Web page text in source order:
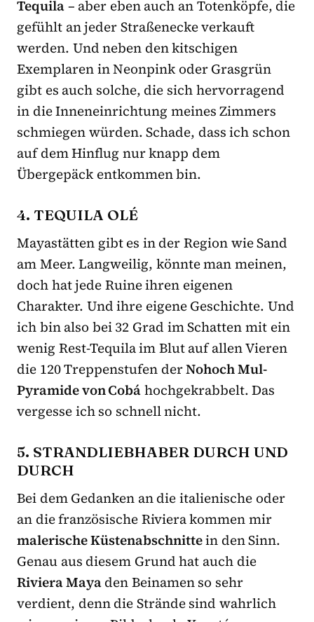
Tequila– aber eben auch an Totenköpfe, die
gefühlt an jeder Straßenecke verkauft
werden. Und neben den kitschigen
Exemplaren in Neonpink oder Grasgrün
gibt es auch solche, die sich hervorragend
in die Inneneinrichtung meines Zimmers
schmiegen würden. Schade, dass ich schon
auf dem Hinflug nur knapp dem
Übergepäck entkommen bin.
4. TEQUILA OLÉ
Mayastätten gibt es in der Region wie Sand
am Meer. Langweilig, könnte man meinen,
doch hat jede Ruine ihren eigenen
Charakter. Und ihre eigene Geschichte. Und
ich bin also bei 32 Grad im Schatten mit ein
wenig Rest-Tequila im Blut auf allen Vieren
die 120 Treppenstufen derNohoch Mul-
Pyramide von Cobáhochgekrabbelt. Das
vergesse ich so schnell nicht.
5. STRANDLIEBHABER DURCH UND
DURCH
Bei dem Gedanken an die italienische oder
an die französische Riviera kommen mir
malerische Küstenabschnittein den Sinn.
Genau aus diesem Grund hat auch die
Riviera Mayaden Beinamen so sehr
verdient, denn die Strände sind wahrlich